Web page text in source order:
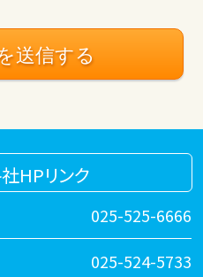
HPリンク
025-525-6666
025-524-5733